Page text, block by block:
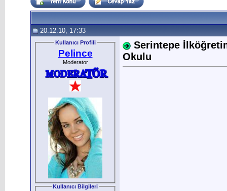
20.12.10, 17:33
Kullanıcı Profili
Pelince
Moderator
Kullanıcı Bilgileri
Serintepe
Okulu